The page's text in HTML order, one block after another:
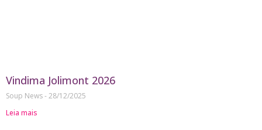
Vindima Jolimont 2026
Soup News 28/12/2025
Leia mais